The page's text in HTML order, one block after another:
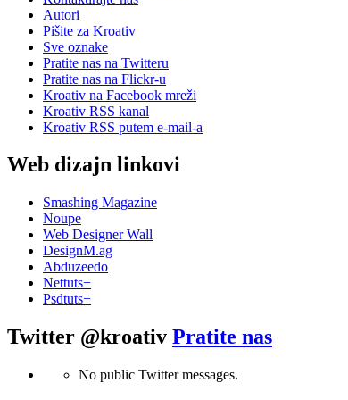
Autori
Pišite za Kroativ
Sve oznake
Pratite nas na Twitteru
Pratite nas na Flickr-u
Kroativ na Facebook mreži
Kroativ RSS kanal
Kroativ RSS putem e-mail-a
Web dizajn linkovi
Smashing Magazine
Noupe
Web Designer Wall
DesignM.ag
Abduzeedo
Nettuts+
Psdtuts+
Twitter @kroativ Pratite nas
No public Twitter messages.